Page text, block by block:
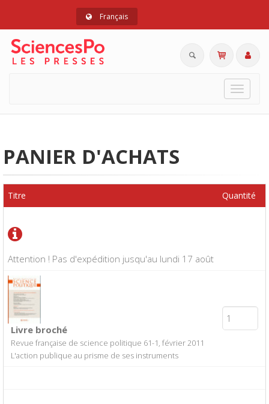
Français
Toggle
PANIER D'ACHATS
Attention ! Pas d'expédition jusqu'au lundi 17 août
Titre Quantité
Livre broché
Revue française de science politique 61-1, février 2011
L'action publique au prisme de ses instruments